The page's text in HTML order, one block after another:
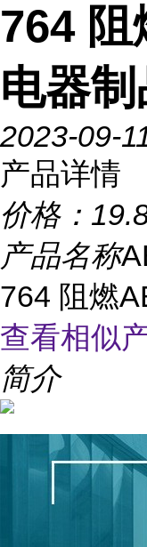
764
电器制
2023-09-
产品详情
价格：
产品名称
764 阻燃
查看相似
简介